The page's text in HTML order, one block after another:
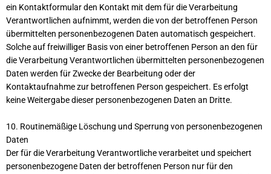
ein Kontaktformular den Kontakt mit dem für die Verarbeitung
Verantwortlichen aufnimmt, werden die von der betroffenen Person
übermittelten personenbezogenen Daten automatisch gespeichert.
Solche auf freiwilliger Basis von einer betroffenen Person an den für
die Verarbeitung Verantwortlichen übermittelten personenbezogenen
Daten werden für Zwecke der Bearbeitung oder der
Kontaktaufnahme zur betroffenen Person gespeichert. Es erfolgt
keine Weitergabe dieser personenbezogenen Daten an Dritte.
10. Routinemäßige Löschung und Sperrung von personenbezogenen
Daten
Der für die Verarbeitung Verantwortliche verarbeitet und speichert
personenbezogene Daten der betroffenen Person nur für den